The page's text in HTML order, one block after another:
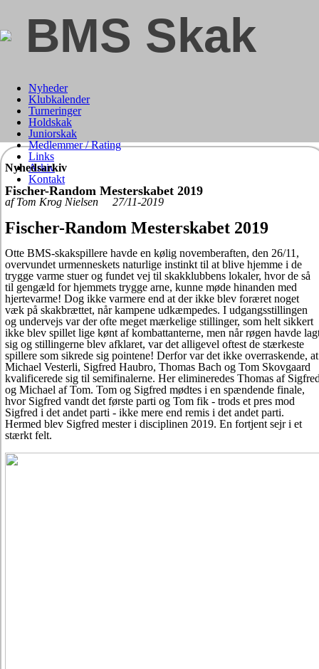
BMS Skak
Nyheder
Klubkalender
Turneringer
Holdskak
Juniorskak
Medlemmer / Rating
Links
Arkiv
Kontakt
Nyhedsarkiv
Fischer-Random Mesterskabet 2019
af Tom Krog Nielsen 27/11-2019
Fischer-Random Mesterskabet 2019
Otte BMS-skakspillere havde en kølig novemberaften, den 26/11,
overvundet urmenneskets naturlige instinkt til at blive hjemme i de
trygge varme stuer og fundet vej til skakklubbens lokaler, hvor de så
til gengæld for hjemmets trygge arne, kunne møde hinanden med
hjertevarme! Dog ikke varmere end at der ikke blev foræret noget
væk på skakbrættet, når kampene udkæmpedes. I udgangsstillingen
og undervejs var der ofte meget mærkelige stillinger, som helt sikkert
ikke blev spillet lige kønt af kombattanterne, men når røgen havde
sig og stillingerne blev afklaret, var det alligevel oftest de stærkeste
spillere som sikrede sig pointene! Derfor var det ikke overraskende, at
Michael Vesterli, Sigfred Haubro, Thomas Bach og Tom Skovgaard
kvalificerede sig til semifinalerne. Her elimineredes Thomas af
og Michael af Tom. Tom og Sigfred mødtes i en spændende finale,
hvor Sigfred vandt det første parti og Tom fik - trods et pres mod
Sigfred i det andet parti - ikke mere end remis i det andet parti.
Hermed blev Sigfred mester i disciplinen 2019. En fortjent sejr i et
stærkt felt.